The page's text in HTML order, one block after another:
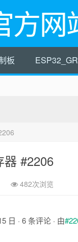
方网
板
器 #2206
482次浏览
日 · 6 条评论 · 由